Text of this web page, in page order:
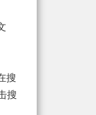
搜
搜